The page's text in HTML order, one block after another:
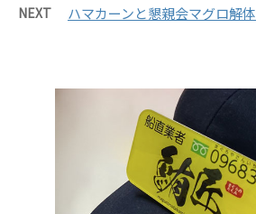
NEXT ハマカーンと懇親会マグロ解体